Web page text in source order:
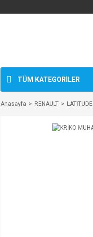
TÜM KATEGORİLER
Anasayfa RENAULT LATITUDE